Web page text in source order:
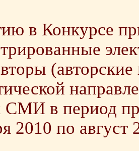
в Конкурсе
в период
2010 по август